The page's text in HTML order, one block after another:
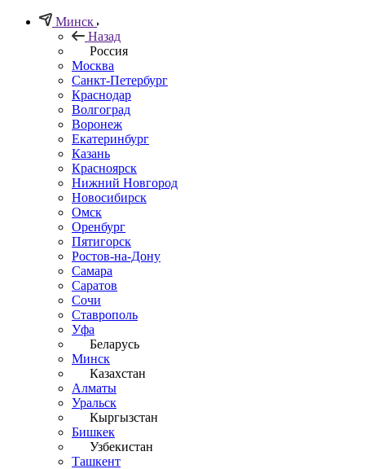
Минск
Назад
Россия
Москва
Санкт-Петербург
Краснодар
Волгоград
Воронеж
Екатеринбург
Казань
Красноярск
Нижний Новгород
Новосибирск
Омск
Оренбург
Пятигорск
Ростов-на-Дону
Самара
Саратов
Сочи
Ставрополь
Уфа
Беларусь
Минск
Казахстан
Алматы
Уральск
Кыргызстан
Бишкек
Узбекистан
Ташкент